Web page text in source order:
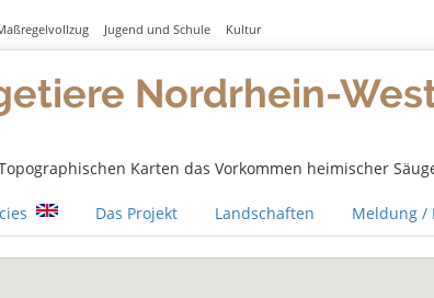
Jugend und Schule Kultur
Nordrhein-
Karten das Vorkommen heimischer
Das Projekt Landschaften Meldung /